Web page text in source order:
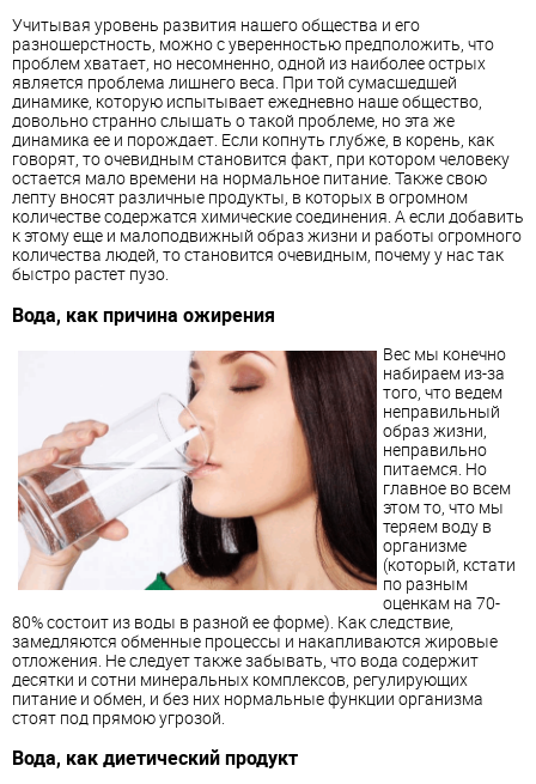
Учитывая уровень развития нашего общества и его
разношерстность, можно с уверенностью предположить, что
проблем хватает, но несомненно, одной из наиболее острых
является проблема лишнего веса. При той сумасшедшей
динамике, которую испытывает ежедневно наше общество,
довольно странно слышать о такой проблеме, но эта же
динамика ее и порождает. Если копнуть глубже, в корень, как
говорят, то очевидным становится факт, при котором человеку
остается мало времени на нормальное питание. Также свою
лепту вносят различные продукты, в которых в огромном
количестве содержатся химические соединения. А если добавить
к этому еще и малоподвижный образ жизни и работы огромного
количества людей, то становится очевидным, почему у нас так
быстро растет пузо.
Вода, как причина ожирения
Вес мы конечно
набираем из-за
того, что ведем
неправильный
образ жизни,
неправильно
питаемся. Но
главное во всем
этом то, что мы
теряем воду в
организме
(который, кстати
по разным
оценкам на 70-
80% состоит из воды в разной ее форме). Как следствие,
замедляются обменные процессы и накапливаются жировые
отложения. Не следует также забывать, что вода содержит
десятки и сотни минеральных комплексов, регулирующих
питание и обмен, и без них нормальные функции организма
стоят под прямою угрозой.
Вода, как диетический продукт